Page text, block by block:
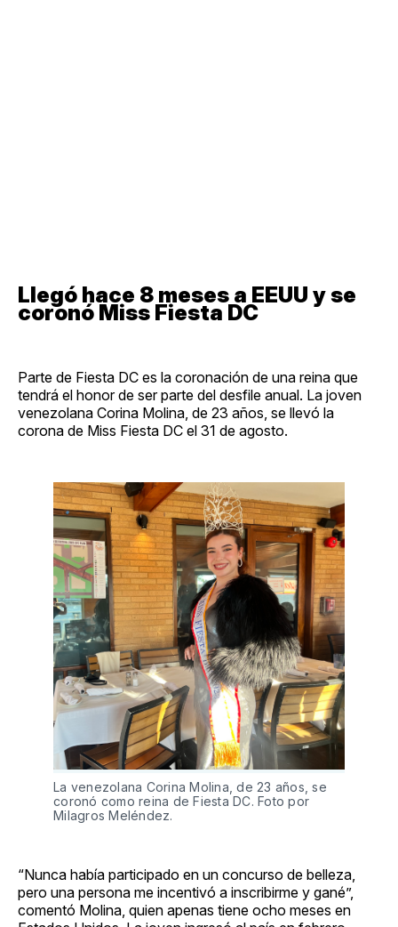
Llegó hace 8 meses a EEUU y se
coronó Miss Fiesta DC
Parte de Fiesta DC es la coronación de una reina que
tendrá el honor de ser parte del desfile anual. La joven
venezolana Corina Molina, de 23 años, se llevó la
corona de Miss Fiesta DC el 31 de agosto.
La venezolana Corina Molina, de 23 años, se
coronó como reina de Fiesta DC. Foto por
Milagros Meléndez.
“Nunca había participado en un concurso de belleza,
pero una persona me incentivó a inscribirme y gané”,
comentó Molina, quien apenas tiene ocho meses en